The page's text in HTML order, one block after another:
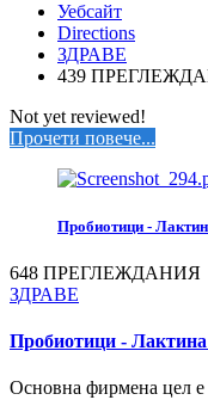
Уебсайт
Directions
ЗДРАВЕ
439
Not yet reviewed!
Прочети повече...
Пробиотици -
648 ПРЕГЛЕЖДАНИЯ
ЗДРАВЕ
Пробиотици -
Основна фирмена цел е